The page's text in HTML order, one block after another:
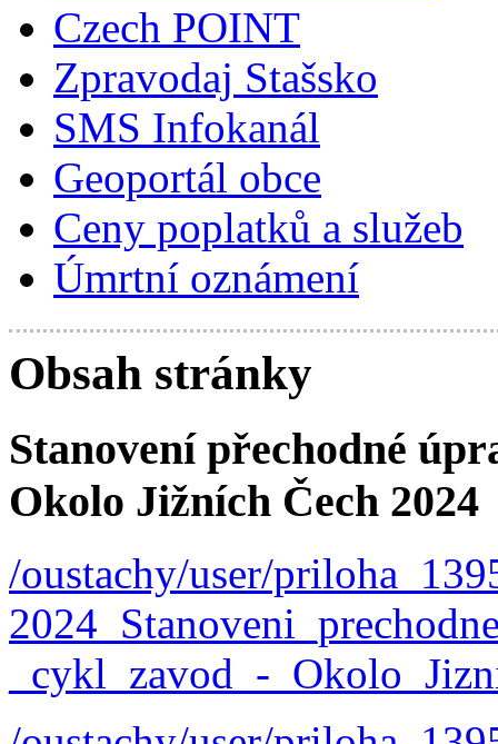
Czech POINT
Zpravodaj Stašsko
SMS Infokanál
Geoportál obce
Ceny poplatků a služeb
Úmrtní oznámení
Obsah stránky
Stanovení přechodné
Okolo Jižních Čech 2024
/oustachy/user/
_cykl_zavod_-